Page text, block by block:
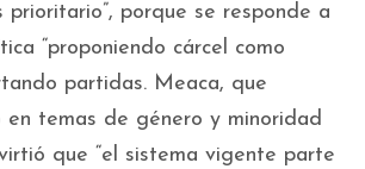
prioritario”, porque se responde a
“proponiendo cárcel como
partidas. Meaca, que
temas de género y minoridad
que “el sistema vigente parte